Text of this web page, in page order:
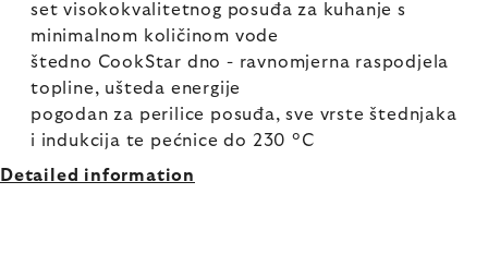
set visokokvalitetnog posuđa za kuhanje s
minimalnom količinom vode
štedno CookStar dno - ravnomjerna raspodjela
topline, ušteda energije
pogodan za perilice posuđa, sve vrste štednjaka
i indukcija te pećnice do 230 °C
Detailed information